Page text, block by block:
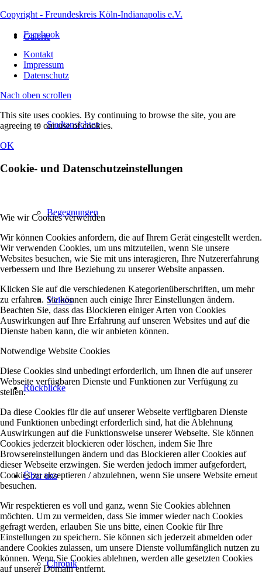
Galerie
Stadtansichten
Begegnungen
Videos
Rückblicke
Über uns
Chronik
Copyright - Freundeskreis Köln-Indianapolis e.V.
Facebook
Kontakt
Impressum
Datenschutz
Nach oben scrollen
This site uses cookies. By continuing to browse the site, you are
agreeing to our use of cookies.
OK
Cookie- und Datenschutzeinstellungen
Wie wir Cookies verwenden
Wir können Cookies anfordern, die auf Ihrem Gerät eingestellt werden.
Wir verwenden Cookies, um uns mitzuteilen, wenn Sie unsere
Websites besuchen, wie Sie mit uns interagieren, Ihre Nutzererfahrung
verbessern und Ihre Beziehung zu unserer Website anpassen.
Klicken Sie auf die verschiedenen Kategorienüberschriften, um mehr
zu erfahren. Sie können auch einige Ihrer Einstellungen ändern.
Beachten Sie, dass das Blockieren einiger Arten von Cookies
Auswirkungen auf Ihre Erfahrung auf unseren Websites und auf die
Dienste haben kann, die wir anbieten können.
Notwendige Website Cookies
Diese Cookies sind unbedingt erforderlich, um Ihnen die auf unserer
Webseite verfügbaren Dienste und Funktionen zur Verfügung zu
stellen.
Da diese Cookies für die auf unserer Webseite verfügbaren Dienste
und Funktionen unbedingt erforderlich sind, hat die Ablehnung
Auswirkungen auf die Funktionsweise unserer Webseite. Sie können
Cookies jederzeit blockieren oder löschen, indem Sie Ihre
Browsereinstellungen ändern und das Blockieren aller Cookies auf
dieser Webseite erzwingen. Sie werden jedoch immer aufgefordert,
Cookies zu akzeptieren / abzulehnen, wenn Sie unsere Website erneut
besuchen.
Wir respektieren es voll und ganz, wenn Sie Cookies ablehnen
möchten. Um zu vermeiden, dass Sie immer wieder nach Cookies
gefragt werden, erlauben Sie uns bitte, einen Cookie für Ihre
Einstellungen zu speichern. Sie können sich jederzeit abmelden oder
andere Cookies zulassen, um unsere Dienste vollumfänglich nutzen zu
können. Wenn Sie Cookies ablehnen, werden alle gesetzten Cookies
auf unserer Domain entfernt.